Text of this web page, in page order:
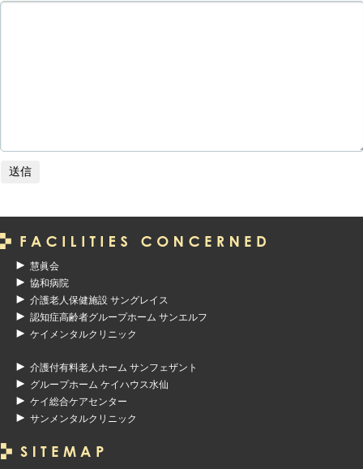
慧眞会
協和病院
介護老人保健施設 サングレイス
認知症高齢者グループホーム サンエルフ
ケイメンタルクリニック
介護付有料老人ホーム サンフェザント
グループホーム ケイハウス水仙
ケイ総合ケアセンター
サンメンタルクリニック